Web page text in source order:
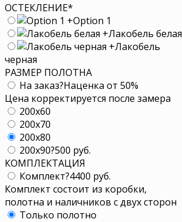
ОСТЕКЛЕНИЕ*
+Option 1
+Лакобель белая
+Лакобель
черная
РАЗМЕР ПОЛОТНА
На заказ?Наценка от 50%
Цена корректируется после замера
200x60
200x70
200x80
200x90?500 руб.
КОМПЛЕКТАЦИЯ
Комплект?4400 руб.
Комплект состоит из коробки,
полотна и наличников с двух сторон
Только полотно